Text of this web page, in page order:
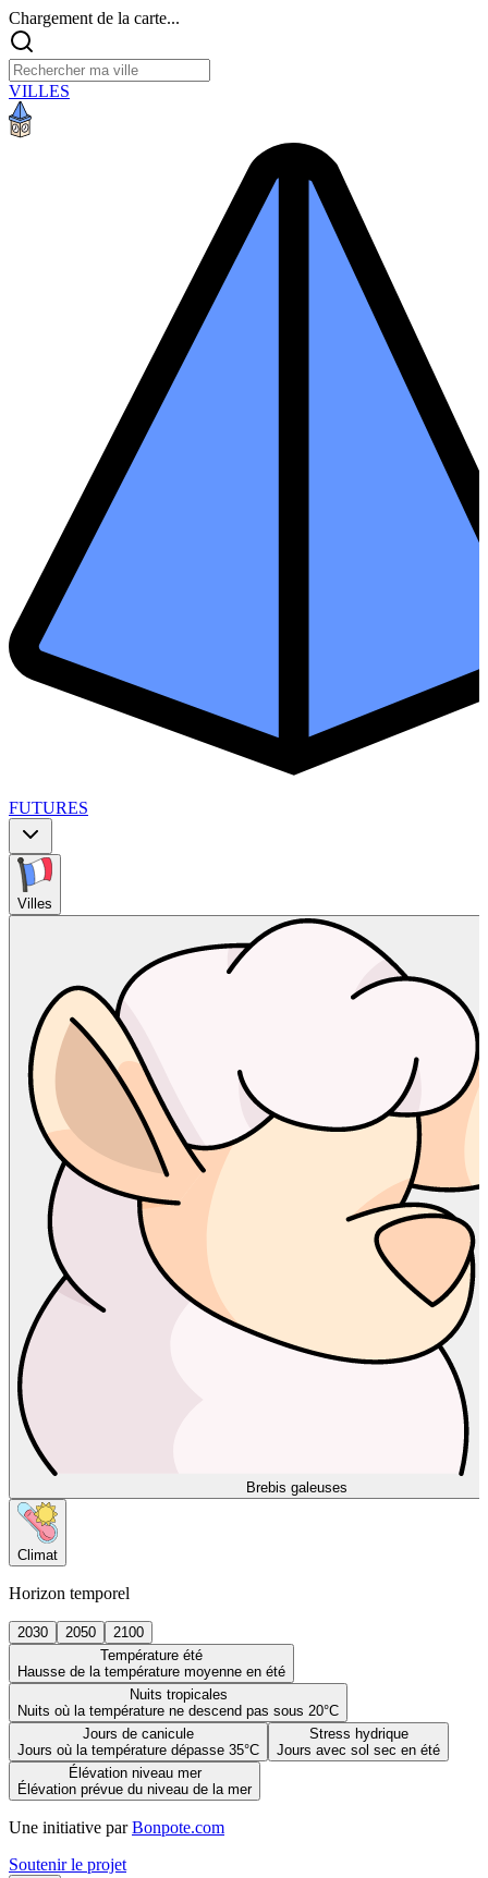
Chargement de la carte...
VILLES
FUTURES
Villes
Brebis galeuses
Climat
Horizon temporel
2030 2050
2100
Température été
Hausse de la température moyenne en été
Nuits tropicales
Nuits où la température ne descend pas sous 20°C
Jours de canicule
Jours où la température dépasse 35°C
Stress hydrique
Jours avec sol sec en été
Élévation niveau mer
Élévation prévue du niveau de la mer
Une initiative par Bonpote.com
Soutenir le projet